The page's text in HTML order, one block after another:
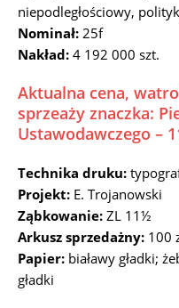
niepodległościowy,
Nominał: 25f
Nakład: 4 192 000 szt.
Aktualna cena,
sprzeaży znaczka:
Ustawodawczego –
Technika druku:
Projekt: E. Trojanowski
Ząbkowanie: ZL 11½
Arkusz sprzedażny: 100
Papier: białawy gładki;
gładki